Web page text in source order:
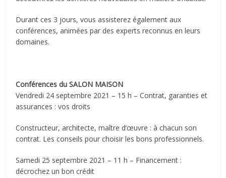
Durant ces 3 jours, vous assisterez également aux
conférences, animées par des experts reconnus en leurs
domaines.
Conférences du SALON MAISON
Vendredi 24 septembre 2021 – 15 h – Contrat, garanties et
assurances : vos droits
Constructeur, architecte, maître d’œuvre : à chacun son
contrat. Les conseils pour choisir les bons professionnels.
Samedi 25 septembre 2021 – 11 h – Financement :
décrochez un bon crédit